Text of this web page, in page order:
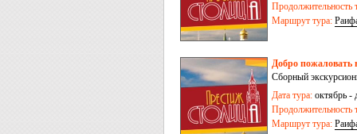
Продолжительность
Маршрут тура:
Добро пожаловать
Сборный
Дата тура: октябрь -
Продолжительность
Маршрут тура: